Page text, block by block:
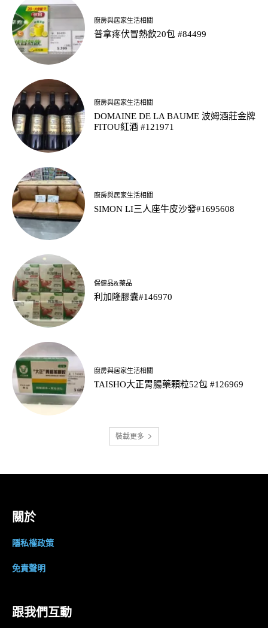
廚房與居家生活相關
普拿疼伏冒熱飲20包 #84499
廚房與居家生活相關
DOMAINE DE LA BAUME 波姆酒莊金牌
FITOU紅酒 #121971
廚房與居家生活相關
SIMON LI三人座牛皮沙發#1695608
保健品&藥品
利加隆膠囊#146970
廚房與居家生活相關
TAISHO大正胃腸藥顆粒52包 #126969
裝載更多
關於
隱私權政策
免責聲明
跟我們互動